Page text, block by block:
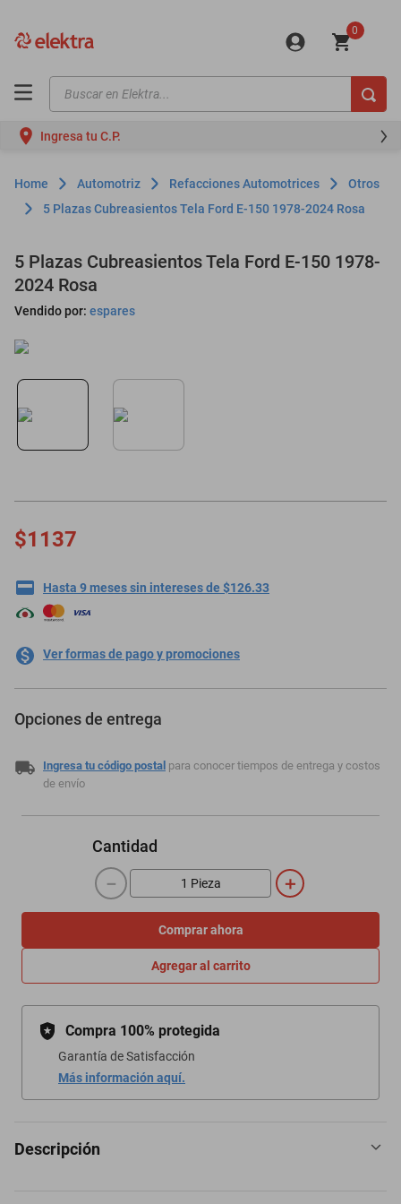
0
Buscar en Elektra...
Ingresa tu C.P.
Automotriz Refacciones Automotrices
Otros
5 Plazas Cubreasientos Tela Ford E-150 1978-2024 Rosa
5 Plazas Cubreasientos Tela Ford E-150 1978-
2024 Rosa
Vendido por: espares
$1137
Hasta 9 meses sin intereses de $126.33
Ver formas de pago y promociones
Opciones de entrega
Ingresa tu código postal para conocer tiempos de entrega y costos
de envío
Cantidad
＋
－
Comprar ahora
Agregar al carrito
Compra 100% protegida
Garantía de Satisfacción
Más información aquí.
Descripción
motos
moto
celulares
refrigeradores